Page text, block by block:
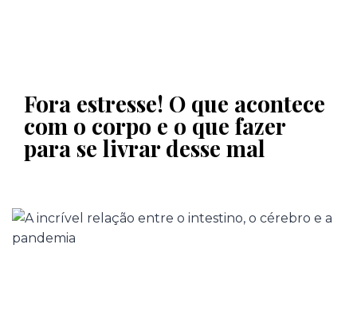
Fora estresse! O que acontece
com o corpo e o que fazer
para se livrar desse mal